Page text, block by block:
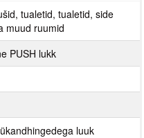
tualetid, tualetid, side
muud ruumid
PUSH lukk
luuk